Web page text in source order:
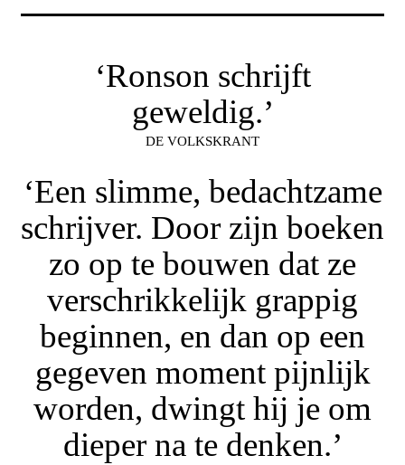
‘Ronson schrijft
geweldig.’
DE VOLKSKRANT
‘Een slimme, bedachtzame
schrijver. Door zijn boeken
zo op te bouwen dat ze
verschrikkelijk grappig
beginnen, en dan op een
gegeven moment pijnlijk
worden, dwingt hij je om
dieper na te denken.’